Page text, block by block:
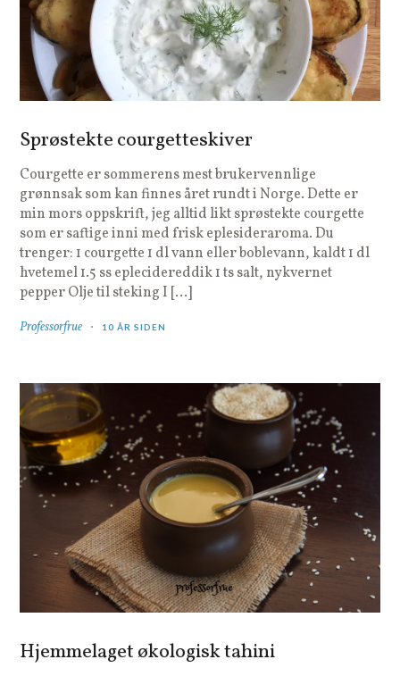
Sprøstekte courgetteskiver
Courgette er sommerens mest brukervennlige
grønnsak som kan finnes året rundt i Norge. Dette er
min mors oppskrift, jeg alltid likt sprøstekte courgette
som er saftige inni med frisk eplesideraroma. Du
trenger: 1 courgette 1 dl vann eller boblevann, kaldt 1 dl
hvetemel 1.5 ss eplecidereddik 1 ts salt, nykvernet
pepper Olje til steking I […]
Professorfrue 10 ÅR SIDEN
Hjemmelaget økologisk tahini